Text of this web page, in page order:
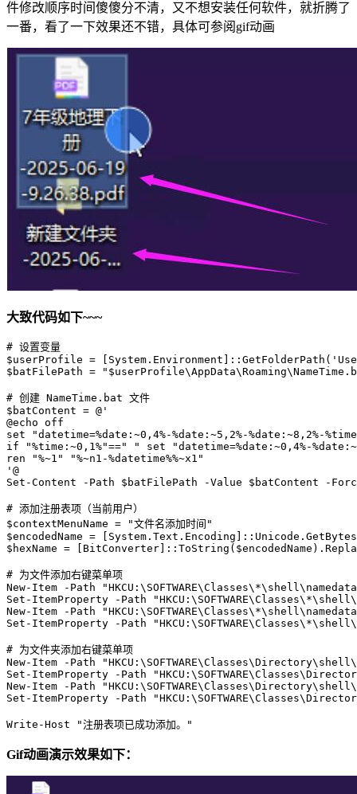
件修改顺序时间傻傻分不清，又不想安装任何软件，就折腾了
一番，看了一下效果还不错，具体可参阅gif动画
大致代码如下~~~
# 设置变量
$userProfile =
$batFilePath =
# 创建 NameTime.bat 文件
$batContent = @'
@echo off
set "datetime=%date:~0,4%-%date:~5,2%-%date:~8,2%-
if "%time:~0,1%"==" " set "datetime=%date:~0,4%-
ren "%~1" "%~n1-%datetime%%~x1"
'@
Set-Content -Path $batFilePath -Value $batContent -
# 添加注册表项（当前用户）
$contextMenuName = "文件名添加时间"
$encodedName =
$hexName =
# 为文件添加右键菜单项
New-Item -Path
Set-ItemProperty -Path
New-Item -Path
Set-ItemProperty -Path
# 为文件夹添加右键菜单项
New-Item -Path
Set-ItemProperty -Path
New-Item -Path
Set-ItemProperty -Path
Write-Host "注册表项已成功添加。"
Gif动画演示效果如下：